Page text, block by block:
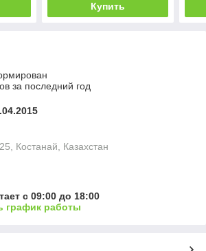
Купить
за последний год
Костанай, Казахстан
с 09:00 до 18:00
график работы